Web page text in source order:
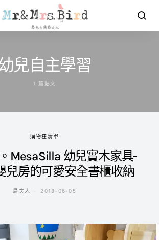
兒自主學習
1 篇貼文
購物狂清單
MesaSilla 幼兒實木家具-
兒房的可愛安全書櫃收納
鳥夫人 2018-06-05